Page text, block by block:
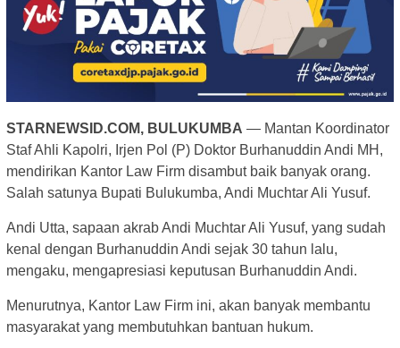
STARNEWSID.COM, BULUKUMBA — Mantan Koordinator
Staf Ahli Kapolri, Irjen Pol (P) Doktor Burhanuddin Andi MH,
mendirikan Kantor Law Firm disambut baik banyak orang.
Salah satunya Bupati Bulukumba, Andi Muchtar Ali Yusuf.
Andi Utta, sapaan akrab Andi Muchtar Ali Yusuf, yang sudah
kenal dengan Burhanuddin Andi sejak 30 tahun lalu,
mengaku, mengapresiasi keputusan Burhanuddin Andi.
Menurutnya, Kantor Law Firm ini, akan banyak membantu
masyarakat yang membutuhkan bantuan hukum.